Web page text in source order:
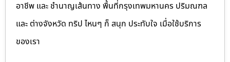
อาชีพ และ ชำนาญเส้นทาง พื้นที่กรุงเทพมหานคร ปริมณฑล
และ ต่างจังหวัด ทริป ไหนๆ ก็ สนุก ประทับใจ เมื่อใช้บริการ
ของเรา